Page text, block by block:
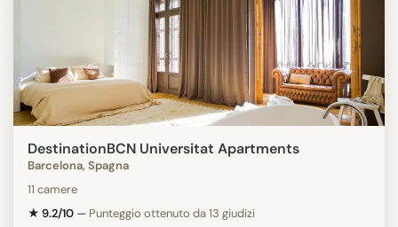
DestinationBCN Universitat Apartments
Barcelona, Spagna
11 camere
★ 9.2/10 — Punteggio ottenuto da 13 giudizi